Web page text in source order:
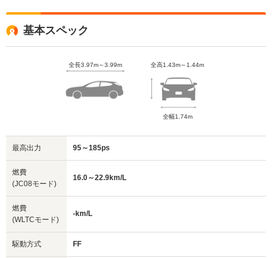
基本スペック
全長3.97m～3.99m 全高1.43m～1.44m
全幅1.74m
最高出力 95～185ps
燃費
(JC08モード)
16.0～22.9km/L
燃費
(WLTCモード)
-km/L
駆動方式 FF